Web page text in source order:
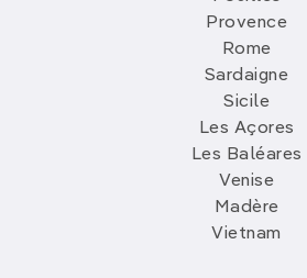
Provence
Rome
Sardaigne
Sicile
Les Açores
Les Baléares
Venise
Madère
Vietnam